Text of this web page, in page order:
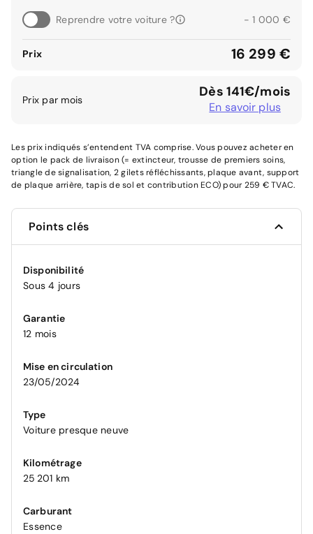
Reprendre votre voiture ? - 1 000 €
Prix 16 299 €
Prix par mois Dès 141€/mois
En savoir plus
Les prix indiqués s’entendent TVA comprise. Vous pouvez acheter en
option le pack de livraison (= extincteur, trousse de premiers soins,
triangle de signalisation, 2 gilets réfléchissants, plaque avant, support
de plaque arrière, tapis de sol et contribution ECO) pour 259 € TVAC.
Points clés
Disponibilité
Sous 4 jours
Garantie
12 mois
Mise en circulation
23/05/2024
Type
Voiture presque neuve
Kilométrage
25 201 km
Carburant
Essence